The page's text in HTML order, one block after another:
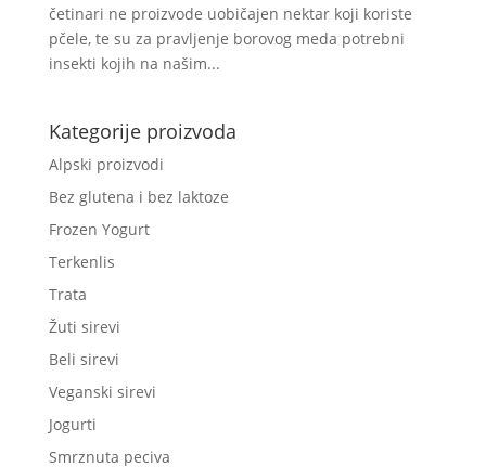
četinari ne proizvode uobičajen nektar koji koriste
pčele, te su za pravljenje borovog meda potrebni
insekti kojih na našim...
Kategorije proizvoda
Alpski proizvodi
Bez glutena i bez laktoze
Frozen Yogurt
Terkenlis
Trata
Žuti sirevi
Beli sirevi
Veganski sirevi
Jogurti
Smrznuta peciva